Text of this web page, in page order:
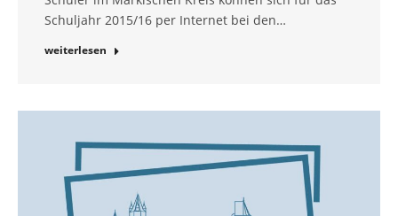
Schuljahr 2015/16 per Internet bei den…
weiterlesen